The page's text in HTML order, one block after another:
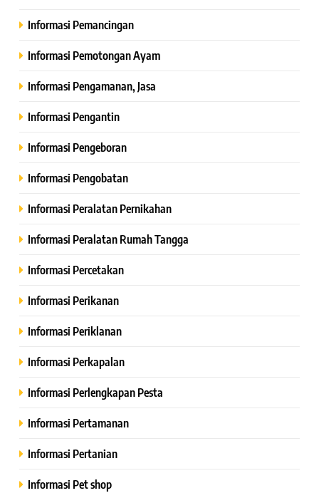
Informasi Pemancingan
Informasi Pemotongan Ayam
Informasi Pengamanan, Jasa
Informasi Pengantin
Informasi Pengeboran
Informasi Pengobatan
Informasi Peralatan Pernikahan
Informasi Peralatan Rumah Tangga
Informasi Percetakan
Informasi Perikanan
Informasi Periklanan
Informasi Perkapalan
Informasi Perlengkapan Pesta
Informasi Pertamanan
Informasi Pertanian
Informasi Pet shop